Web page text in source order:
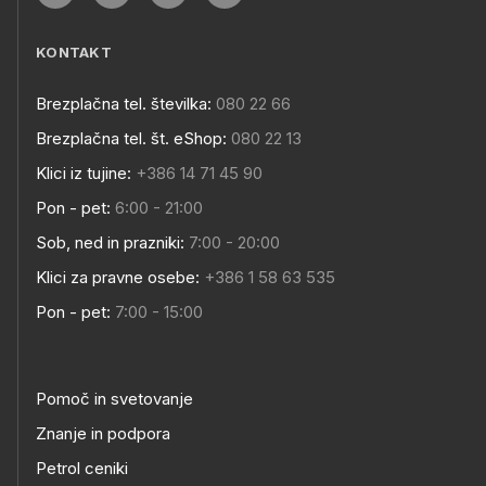
KONTAKT
Brezplačna tel. številka: 080 22 66
Brezplačna tel. št. eShop: 080 22 13
Klici iz tujine: +386 14 71 45 90
Pon - pet: 6:00 - 21:00
Sob, ned in prazniki: 7:00 - 20:00
Klici za pravne osebe: +386 1 58 63 535
Pon - pet: 7:00 - 15:00
Pomoč in svetovanje
Znanje in podpora
Petrol ceniki